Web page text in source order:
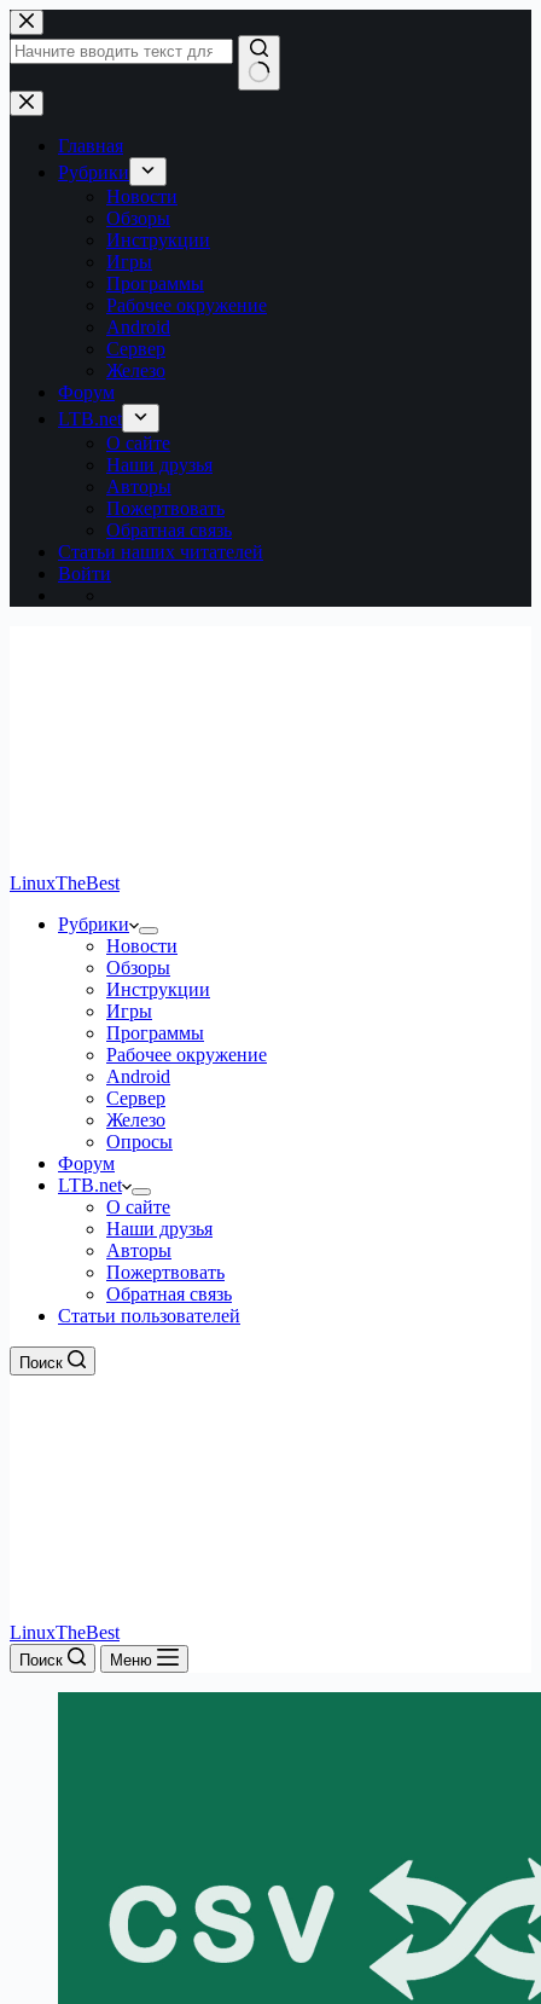
Перейти
к
сути
Ничего
не
найденоГлавная
Рубрики
Новости
Обзоры
Инструкции
Игры
Программы
Рабочее окружение
Android
Сервер
Железо
Форум
LTB.net
О сайте
Наши друзья
Авторы
Пожертвовать
Обратная связь
Статьи наших читателей
Войти
LinuxTheBest
Рубрики
Новости
Обзоры
Инструкции
Игры
Программы
Рабочее окружение
Android
Сервер
Железо
Опросы
Форум
LTB.net
О сайте
Наши друзья
Авторы
Пожертвовать
Обратная связь
Статьи пользователей
Поиск
LinuxTheBest
Поиск Меню